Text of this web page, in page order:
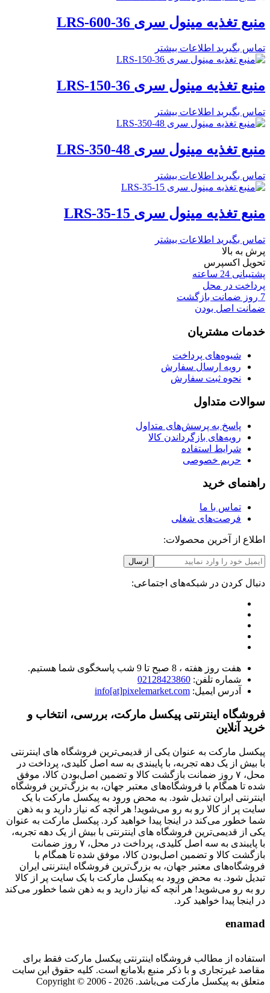
منبع تغذیه مینول سری LRS-600-36
تماس بگیرید اطلاعات بیشتر
منبع تغذیه مینول سری LRS-150-36
تماس بگیرید اطلاعات بیشتر
منبع تغذیه مینول سری LRS-350-48
تماس بگیرید اطلاعات بیشتر
منبع تغذیه مینول سری LRS-35-15
تماس بگیرید اطلاعات بیشتر
پرش به بالا
تحویل اکسپرس
پشتیبانی 24 ساعته
پرداخت در محل
7 روز ضمانت بازگشت
ضمانت اصل بودن
خدمات مشتریان
شیوه‌های پرداخت
رویه ارسال سفارش
نحوه ثبت سفارش
سوالات متداول
پاسخ به پرسش‌های متداول
رویه‌های بازگرداندن کالا
شرایط استفاده
حریم خصوصی
راهنمای خرید
تماس با ما
فرصت‌های شغلی
اطلاع از آخرین محصولات:
ارسال
دنبال کردن در شبکه‌های اجتماعی:
هفت روز هفته ، 8 صبح تا 9 شب پاسخگوی شما هستیم.
شماره تلفن: 02128423860
آدرس ایمیل: info[at]pixelemarket.com
فروشگاه اینترنتی پیکسل مارکت، بررسی، انتخاب و
خرید آنلاین
پیکسل مارکت به عنوان یکی از قدیمی‌ترین فروشگاه های اینترنتی
با بیش از یک دهه تجربه، با پایبندی به سه اصل کلیدی، پرداخت در
محل، ۷ روز ضمانت بازگشت کالا و تضمین اصل‌بودن کالا، موفق
شده تا همگام با فروشگاه‌های معتبر جهان، به بزرگ‌ترین فروشگاه
اینترنتی ایران تبدیل شود. به محض ورود به پیکسل مارکت با یک
سایت پر از کالا رو به رو می‌شوید! هر آنچه که نیاز دارید و به ذهن
شما خطور می‌کند در اینجا پیدا خواهید کرد. پیکسل مارکت به عنوان
یکی از قدیمی‌ترین فروشگاه های اینترنتی با بیش از یک دهه تجربه،
با پایبندی به سه اصل کلیدی، پرداخت در محل، ۷ روز ضمانت
بازگشت کالا و تضمین اصل‌بودن کالا، موفق شده تا همگام با
فروشگاه‌های معتبر جهان، به بزرگ‌ترین فروشگاه اینترنتی ایران
تبدیل شود. به محض ورود به پیکسل مارکت با یک سایت پر از کالا
رو به رو می‌شوید! هر آنچه که نیاز دارید و به ذهن شما خطور می‌کند
در اینجا پیدا خواهید کرد.
enamad
استفاده از مطالب فروشگاه اینترنتی پیکسل مارکت فقط برای
مقاصد غیرتجاری و با ذکر منبع بلامانع است. کلیه حقوق این سایت
متعلق به پیکسل مارکت می‌باشد. Copyright © 2006 - 2026